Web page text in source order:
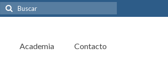
Academia Contacto